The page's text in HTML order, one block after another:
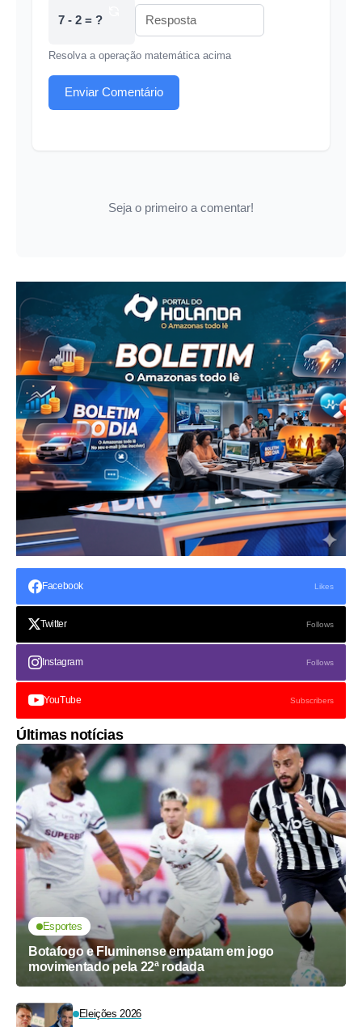
7 - 2 = ?
Resolva a operação matemática acima
Enviar Comentário
Seja o primeiro a comentar!
Facebook Likes
Twitter Follows
Instagram Follows
YouTube Subscribers
Últimas notícias
Esportes
Botafogo e Fluminense empatam em jogo
movimentado pela 22ª rodada
Eleições 2026